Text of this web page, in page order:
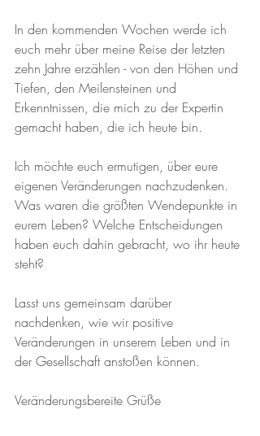
In den kommenden Wochen werde ich
euch mehr über meine Reise der letzten
zehn Jahre erzählen - von den Höhen und
Tiefen, den Meilensteinen und
Erkenntnissen, die mich zu der Expertin
gemacht haben, die ich heute bin.
Ich möchte euch ermutigen, über eure
eigenen Veränderungen nachzudenken.
Was waren die größten Wendepunkte in
eurem Leben? Welche Entscheidungen
haben euch dahin gebracht, wo ihr heute
steht?
Lasst uns gemeinsam darüber
nachdenken, wie wir positive
Veränderungen in unserem Leben und in
der Gesellschaft anstoßen können.
Veränderungsbereite Grüße